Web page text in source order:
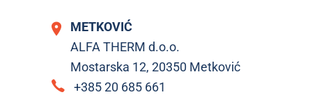
METKOVIĆ
ALFA THERM d.o.o.
Mostarska 12, 20350 Metković
+385 20 685 661